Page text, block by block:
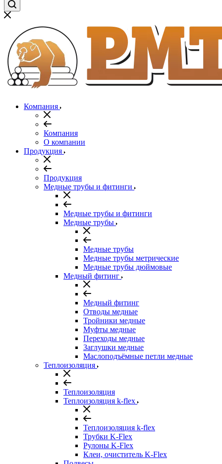
Компания
Компания
О компании
Продукция
Продукция
Медные трубы и фитинги
Медные трубы и фитинги
Медные трубы
Медные трубы
Медные трубы метрические
Медные трубы дюймовые
Медный фитинг
Медный фитинг
Отводы медные
Тройники медные
Муфты медные
Переходы медные
Заглушки медные
Маслоподъёмные петли медные
Теплоизоляция
Теплоизоляция
Теплоизоляция k-flex
Теплоизоляция k-flex
Трубки K-Flex
Рулоны K-Flex
Клеи, очиститель K-Flex